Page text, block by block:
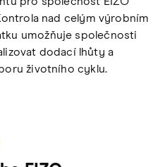
nad celým výrobním
umožňuje společnosti
dodací lhůty a
životního cyklu.